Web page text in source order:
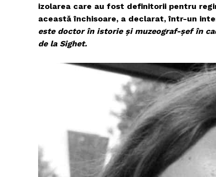
izolarea care au fost definitorii pentru
această închisoare, a declarat, într-un
este doctor în istorie și muzeograf-șef în
de la Sighet.